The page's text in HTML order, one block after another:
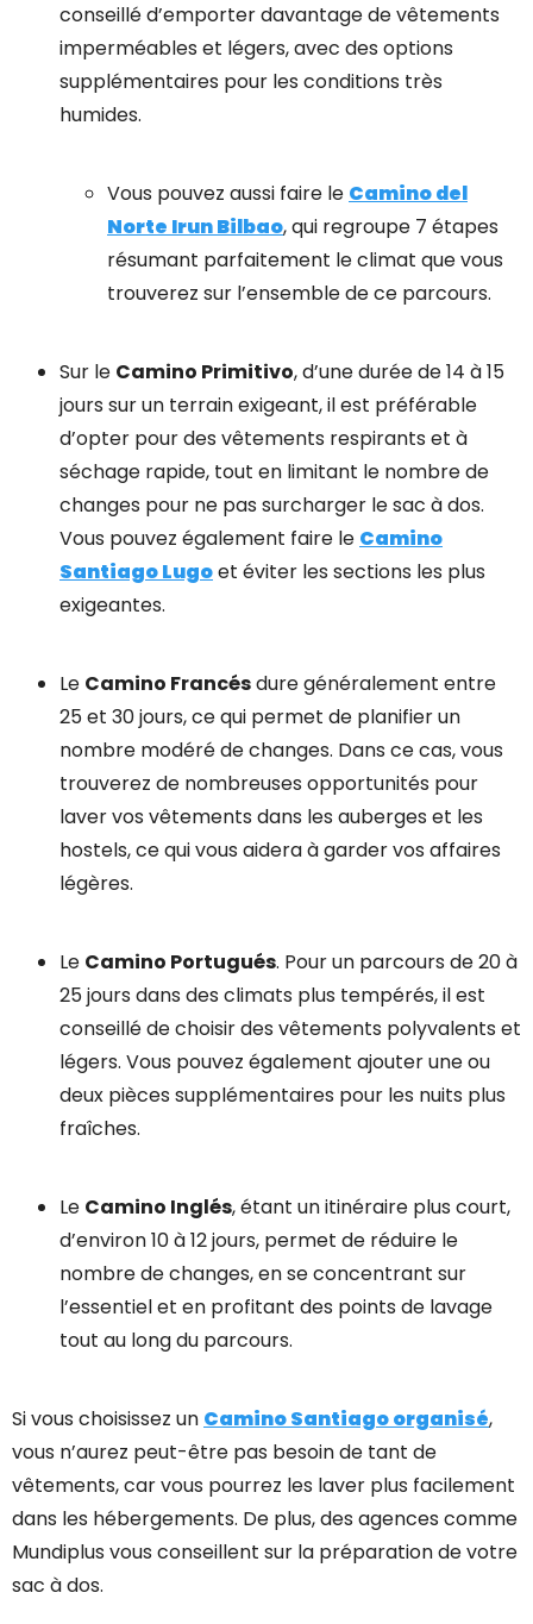
conseillé d’emporter davantage de vêtements
imperméables et légers, avec des options
supplémentaires pour les conditions très
humides.
Vous pouvez aussi faire le Camino del
Norte Irun Bilbao, qui regroupe 7 étapes
résumant parfaitement le climat que vous
trouverez sur l’ensemble de ce parcours.
Sur le Camino Primitivo,d’une durée de 14 à 15
jours sur un terrain exigeant, il est préférable
d’opter pour des vêtements respirants et à
séchage rapide, tout en limitant le nombre de
changes pour ne pas surcharger le sac à dos.
Vous pouvez également faire le Camino
Santiago Lugoet éviter les sections les plus
exigeantes.
Le Camino Francésdure généralement entre
25 et 30 jours, ce qui permet de planifier un
nombre modéré de changes. Dans ce cas, vous
trouverez de nombreuses opportunités pour
laver vos vêtements dans les auberges et les
hostels, ce qui vous aidera à garder vos affaires
légères.
Le Camino Portugués. Pour un parcours de 20 à
25 jours dans des climats plus tempérés, il est
conseillé de choisir des vêtements polyvalents et
légers. Vous pouvez également ajouter une ou
deux pièces supplémentaires pour les nuits plus
fraîches.
Le Camino Inglés,étant un itinéraire plus court,
d’environ 10 à 12 jours, permet de réduire le
nombre de changes, en se concentrant sur
l’essentiel et en profitant des points de lavage
tout au long du parcours.
Si vous choisissez un Camino Santiago organisé,
vous n’aurez peut-être pas besoin de tant de
vêtements, car vous pourrez les laver plus facilement
dans les hébergements. De plus, des agences comme
Mundiplus vous conseillent sur la préparation de votre
sac à dos.